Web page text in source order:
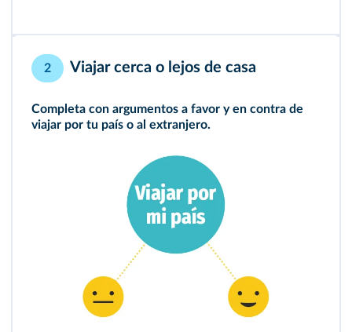
2 Viajar cerca o lejos de casa
Completa con argumentos a favor y en contra de
viajar por tu país o al extranjero.